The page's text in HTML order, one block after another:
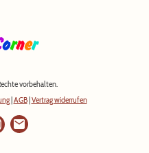
vorbehalten.
| AGB| Vertrag widerrufen